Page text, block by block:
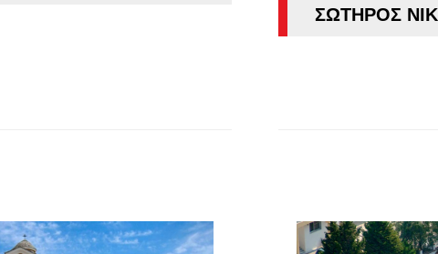
ΣΩΤΗΡΟΣ